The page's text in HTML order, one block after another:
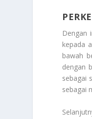
Dengan
kepada
bawah
dengan
sebagai
sebagai